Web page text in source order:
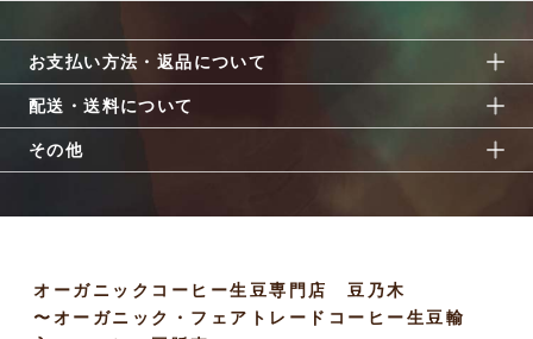
お支払い方法・返品について
配送・送料について
その他
オーガニックコーヒー生豆専門店 豆乃木
〜オーガニック・フェアトレードコーヒー生豆輸